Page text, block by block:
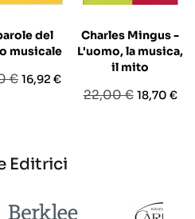
del
musicale
€ Prezzo
16,92 €
Charles Mingus -
L'uomo, la musica,
il mito
Prezzo
22,00 € Prezzo
18,70 €
Editrici